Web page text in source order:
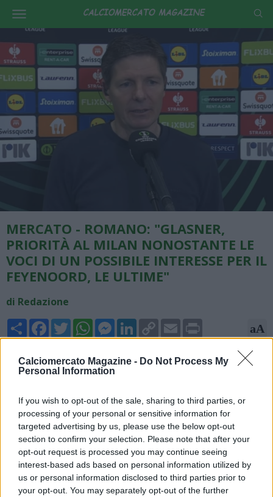
Calciomercato Magazine - Do Not Process My
Personal Information
If you wish to opt-out of the sale, sharing to third parties, or
processing of your personal or sensitive information for
targeted advertising by us, please use the below opt-out
section to confirm your selection. Please note that after your
opt-out request is processed you may continue seeing
interest-based ads based on personal information utilized by
us or personal information disclosed to third parties prior to
your opt-out. You may separately opt-out of the further
MERCATO - ROMANO: "GLASNER,
PRIORITÀ AL MILAN NONOSTANTE LE
VOCI DI UN POSSIBILE INTERESSE PER IL
FEYENOORD, LE ULTIME"
di Redazione
Share FacebookTwitterWhatsAppMessengerLinkedInCopy
Link
Email aA
08/06/2026 - 15:28
Glasner dà la priorità al Milan. Come rivelato, intende
attendere la decisione del Milan dopo l'incontro di sei ore con
il club la scorsa settimana".